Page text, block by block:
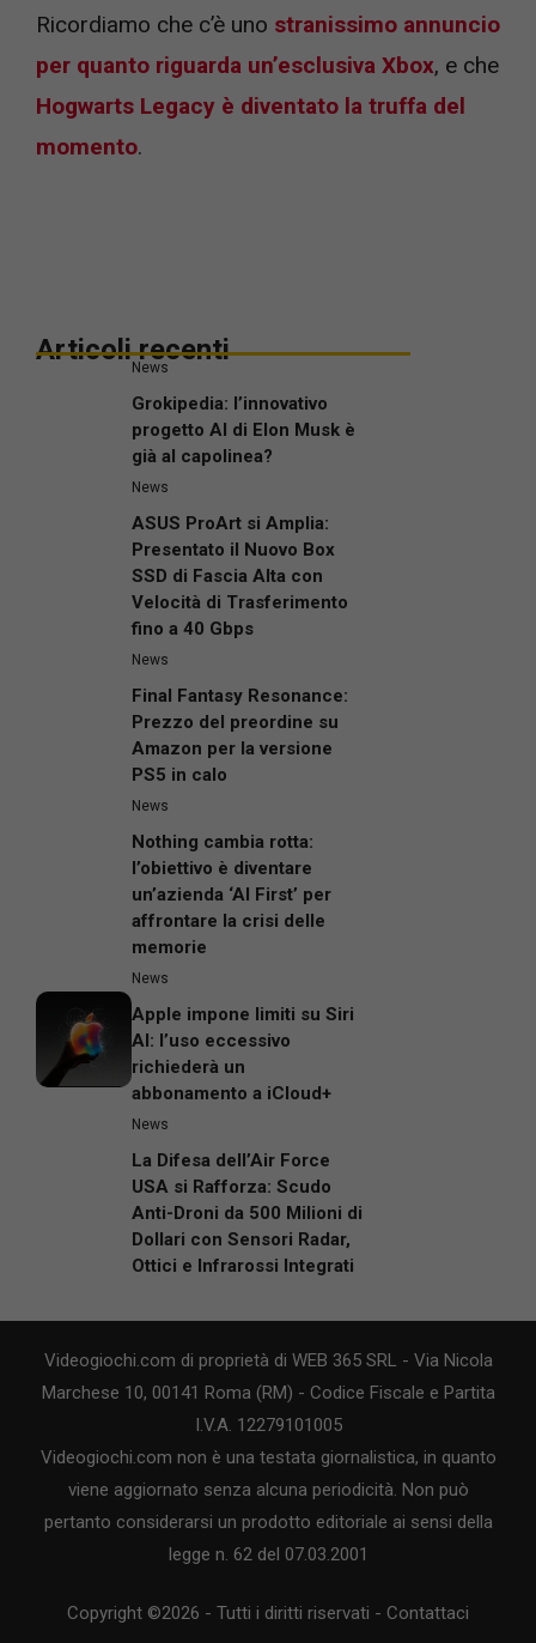
Ricordiamo che c’è uno stranissimo annuncio
per quanto riguarda un’esclusiva Xbox, e che
Hogwarts Legacy è diventato la truffa del
momento.
Articoli recenti
News
Grokipedia: l’innovativo
progetto AI di Elon Musk è
già al capolinea?
News
ASUS ProArt si Amplia:
Presentato il Nuovo Box
SSD di Fascia Alta con
Velocità di Trasferimento
fino a 40 Gbps
News
Final Fantasy Resonance:
Prezzo del preordine su
Amazon per la versione
PS5 in calo
News
Nothing cambia rotta:
l’obiettivo è diventare
un’azienda ‘AI First’ per
affrontare la crisi delle
memorie
News
Apple impone limiti su Siri
AI: l’uso eccessivo
richiederà un
abbonamento a iCloud+
News
La Difesa dell’Air Force
USA si Rafforza: Scudo
Anti-Droni da 500 Milioni di
Dollari con Sensori Radar,
Ottici e Infrarossi Integrati
Videogiochi.com di proprietà di WEB 365 SRL - Via Nicola
Marchese 10, 00141 Roma (RM) - Codice Fiscale e Partita
I.V.A. 12279101005
Videogiochi.com non è una testata giornalistica, in quanto
viene aggiornato senza alcuna periodicità. Non può
pertanto considerarsi un prodotto editoriale ai sensi della
legge n. 62 del 07.03.2001
Copyright ©2026 - Tutti i diritti riservati - Contattaci